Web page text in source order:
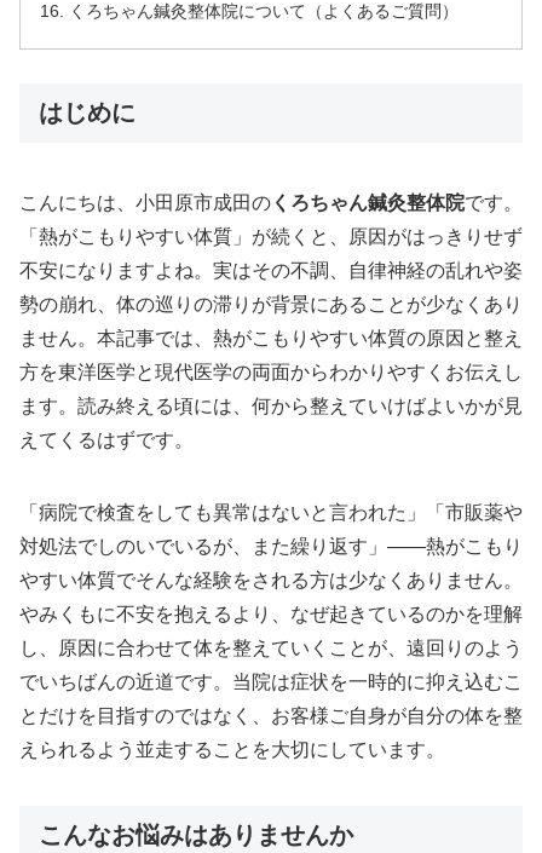
くろちゃん鍼灸整体院について（よくあるご質問）
はじめに
こんにちは、小田原市成田の くろちゃん鍼灸整体院です。
「熱がこもりやすい体質」が続くと、原因がはっきりせず
不安になりますよね。実はその不調、自律神経の乱れや姿
勢の崩れ、体の巡りの滞りが背景にあることが少なくあり
ません。本記事では、熱がこもりやすい体質の原因と整え
方を東洋医学と現代医学の両面からわかりやすくお伝えし
ます。読み終える頃には、何から整えていけばよいかが見
えてくるはずです。
「病院で検査をしても異常はないと言われた」「市販薬や
対処法でしのいでいるが、また繰り返す」——熱がこもり
やすい体質でそんな経験をされる方は少なくありません。
やみくもに不安を抱えるより、なぜ起きているのかを理解
し、原因に合わせて体を整えていくことが、遠回りのよう
でいちばんの近道です。当院は症状を一時的に抑え込むこ
とだけを目指すのではなく、お客様ご自身が自分の体を整
えられるよう並走することを大切にしています。
こんなお悩みはありませんか